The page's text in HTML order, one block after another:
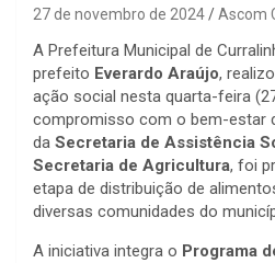
27 de novembro de 2024 Ascom
A Prefeitura Municipal de
prefeito Everardo Araújo,
ação social nesta quarta-feira
compromisso com o bem-estar
da Secretaria de Assistência
Secretaria de Agricultura, foi
etapa de distribuição de
diversas comunidades do
A iniciativa integra o Programa